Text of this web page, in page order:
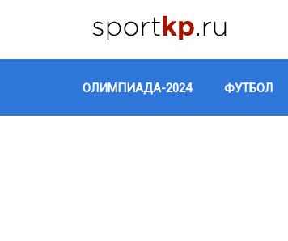
ОЛИМПИАДА-2024 ФУТБОЛ